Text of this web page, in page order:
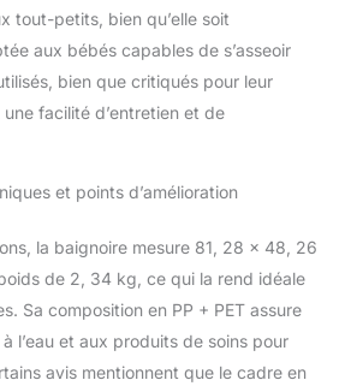
tout-petits, bien qu’elle soit
aux bébés capables de s’asseoir
bien que critiqués pour leur
facilité d’entretien et de
et points d’amélioration
la baignoire mesure 81, 28 x 48, 26
de 2, 34 kg, ce qui la rend idéale
Sa composition en PP + PET assure
l’eau et aux produits de soins pour
avis mentionnent que le cadre en